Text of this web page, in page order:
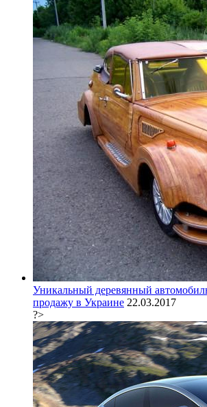
Уникальный деревянный
продажу в Украине 22.03.2017
?>